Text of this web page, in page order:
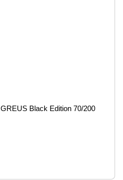
Black Edition 70/200